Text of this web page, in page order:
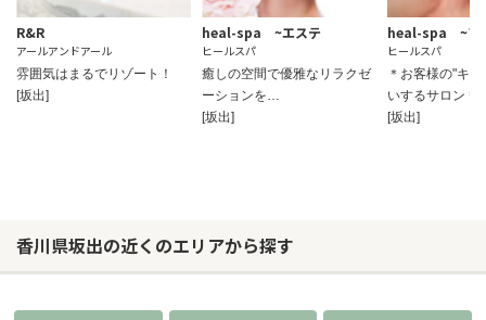
R&R
アールアンドアール
雰囲気はまるでリゾート！
[坂出]
heal-spa ~エステ
ヒールスパ
癒しの空間で優雅なリラクゼ
ーションを…
[坂出]
heal-spa ~ア
ヒールスパ
＊お客様の"キ
いするサロン＊
[坂出]
香川県坂出の近くのエリアから探す